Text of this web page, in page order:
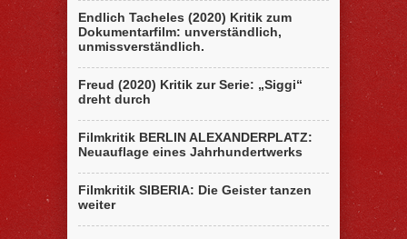
Endlich Tacheles (2020) Kritik zum
Dokumentarfilm: unverständlich,
unmissverständlich.
Freud (2020) Kritik zur Serie: „Siggi“
dreht durch
Filmkritik BERLIN ALEXANDERPLATZ:
Neuauflage eines Jahrhundertwerks
Filmkritik SIBERIA: Die Geister tanzen
weiter